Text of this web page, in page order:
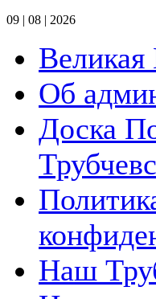
09 | 08 | 2026
Великая
Об
Доска
Наш